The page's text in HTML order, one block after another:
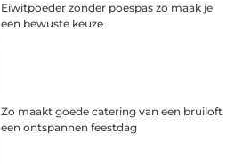
Eiwitpoeder zonder poespas zo maak je
een bewuste keuze
Zo maakt goede catering van een bruiloft
een ontspannen feestdag